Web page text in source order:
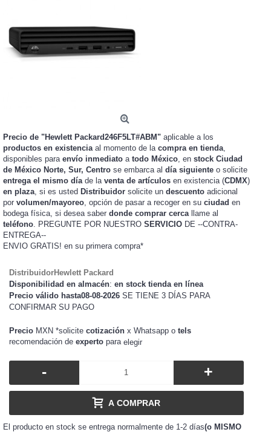
Precio de "Hewlett Packard246F5LT#ABM" aplicable a los
productos en existenciaal momento de la compra en tienda,
disponibles para envío inmediato a todo México, en stock Ciudad
de México Norte, Sur, Centro se embarca al día siguiente o solicite
entrega el mismo díade la venta de artículos en existencia (CDMX)
en plaza, si es usted Distribuidor solicite un descuento adicional
por volumen/mayoreo, opción de pasar a recoger en su ciudad en
bodega física, si desea saber donde comprar cercallame al
teléfono. PREGUNTE POR NUESTRO SERVICIO DE --CONTRA-
ENTREGA--
ENVIO GRATIS! en su primera compra*
DistribuidorHewlett Packard
Disponibilidad en almacén: en stock tienda en línea
Precio válido hasta08-08-2026 SE TIENE 3 DÍAS PARA
CONFIRMAR SU PAGO
Precio MXN *solicite cotización x Whatsapp o tels
recomendación de experto para elegir
- +
A COMPRAR
El producto en stock se entrega normalmente de 1-2 días(o MISMO